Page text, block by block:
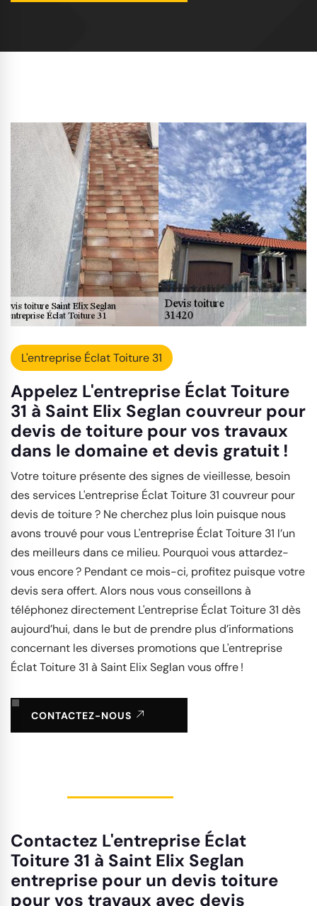
L'entreprise Éclat Toiture 31
Appelez L'entreprise Éclat Toiture
31 à Saint Elix Seglan couvreur pour
devis de toiture pour vos travaux
dans le domaine et devis gratuit !
Votre toiture présente des signes de vieillesse, besoin
des services L'entreprise Éclat Toiture 31 couvreur pour
devis de toiture ? Ne cherchez plus loin puisque nous
avons trouvé pour vous L'entreprise Éclat Toiture 31 l’un
des meilleurs dans ce milieu. Pourquoi vous attardez-
vous encore ? Pendant ce mois-ci, profitez puisque votre
devis sera offert. Alors nous vous conseillons à
téléphonez directement L'entreprise Éclat Toiture 31 dès
aujourd’hui, dans le but de prendre plus d’informations
concernant les diverses promotions que L'entreprise
Éclat Toiture 31 à Saint Elix Seglan vous offre !
CONTACTEZ-NOUS
Contactez L'entreprise Éclat
Toiture 31 à Saint Elix Seglan
entreprise pour un devis toiture
pour vos travaux avec devis